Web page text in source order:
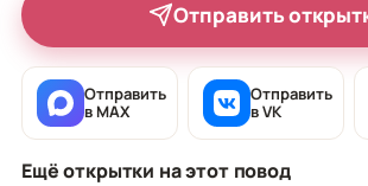
Отправить
Отправить
в MAX
Отправить
в VK
Ещё открытки на этот повод